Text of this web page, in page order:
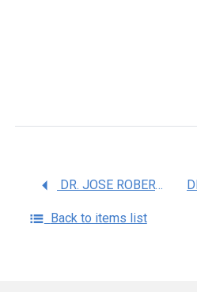
DR. JOSE ROBERTO LOPEZ RUIZ
Back to items list